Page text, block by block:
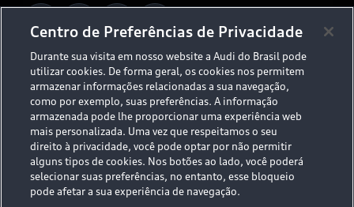
Planejamento de recarga
Audi Driving Experience
ESG
Tecnologias Audi
Audi exclusive
Audi Collection
Fale Conosco
Trabalhe Conosco
Canais de Denúncia
Programa de compliance
© 2026 AUDI AG. All Rights Reserved.
Políticas de Privacidade
Código de Conduta
Aviso Legal
Proteção de Dados - LGPD
Sala de Imprensa
Centro de Preferências de Privacidade
Durante sua visita em nosso website a Audi do Brasil pode
utilizar cookies. De forma geral, os cookies nos permitem
armazenar informações relacionadas a sua navegação,
como por exemplo, suas preferências. A informação
armazenada pode lhe proporcionar uma experiência web
mais personalizada. Uma vez que respeitamos o seu
direito à privacidade, você pode optar por não permitir
alguns tipos de cookies. Nos botões ao lado, você poderá
selecionar suas preferências, no entanto, esse bloqueio
pode afetar a sua experiência de navegação.